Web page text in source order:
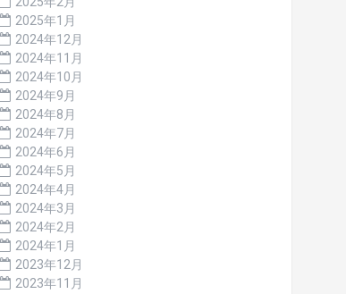
2025年1月
2024年12月
2024年11月
2024年10月
2024年9月
2024年8月
2024年7月
2024年6月
2024年5月
2024年4月
2024年3月
2024年2月
2024年1月
2023年12月
2023年11月